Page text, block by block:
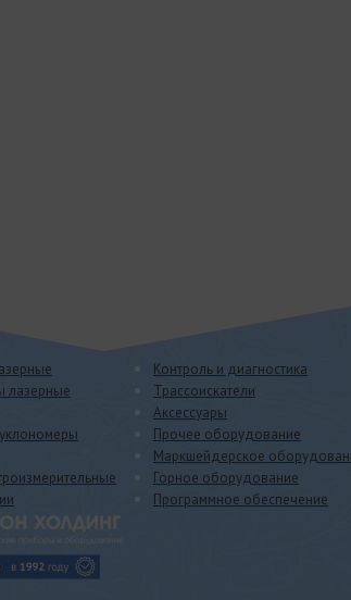
лазерные
Контроль и диагностика
Трассоискатели
Аксессуары
Прочее оборудование
Маркшейдерское
Горное оборудование
Программное обеспечение